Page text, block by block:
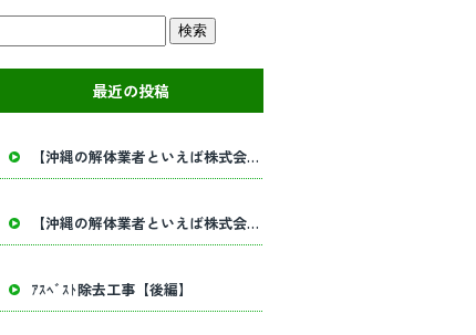
最近の投稿
【沖縄の解体業者といえば株式会社田畑工業】内部解体工事・建物解体工事の事ならお任せください！
【沖縄の解体業者といえば株式会社田畑工業】内部解体工事・建物解体工事の事ならお任せください！
ｱｽﾍﾞｽﾄ除去工事【後編】